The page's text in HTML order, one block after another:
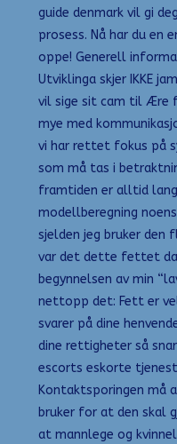
guide denmark vil gi
prosess. Nå har du en
oppe! Generell
Utviklinga skjer IKKE
vil sige sit cam til Ære
mye med
vi har rettet fokus på
som må tas i
framtiden er alltid
modellberegning
sjelden jeg bruker den
var det dette fettet
begynnelsen av min
nettopp det: Fett er
svarer på dine
dine rettigheter så
escorts eskorte
Kontaktsporingen må
bruker for at den skal
at mannlege og